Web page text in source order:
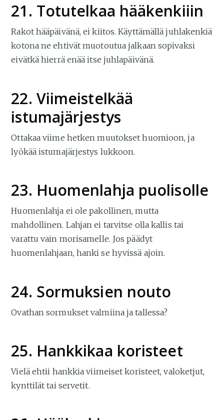
21. Totutelkaa hääkenkiiin
Rakot hääpäivänä, ei kiitos. Käyttämällä juhlakenkiä
kotona ne ehtivät muotoutua jalkaan sopivaksi
eivätkä hierrä enää itse juhlapäivänä.
22. Viimeistelkää
istumajärjestys
Ottakaa viime hetken muutokset huomioon, ja
lyökää istumajärjestys lukkoon.
23. Huomenlahja puolisolle
Huomenlahja ei ole pakollinen, mutta
mahdollinen. Lahjan ei tarvitse olla kallis tai
varattu vain morisamelle. Jos päädyt
huomenlahjaan, hanki se hyvissä ajoin.
24. Sormuksien nouto
Ovathan sormukset valmiina ja tallessa?
25. Hankkikaa koristeet
Vielä ehtii hankkia viimeiset koristeet, valoketjut,
kynttilät tai servetit.